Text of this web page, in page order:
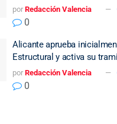
por Redacción Valencia
0
Alicante aprueba
Estructural y activa su
por Redacción Valencia
0